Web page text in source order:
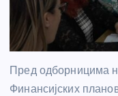
Пред одборницима
Финансијских